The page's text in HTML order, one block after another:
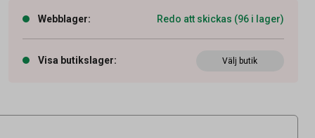
Webblager: Redo att skickas (96 i lager)
Visa butikslager: Välj butik